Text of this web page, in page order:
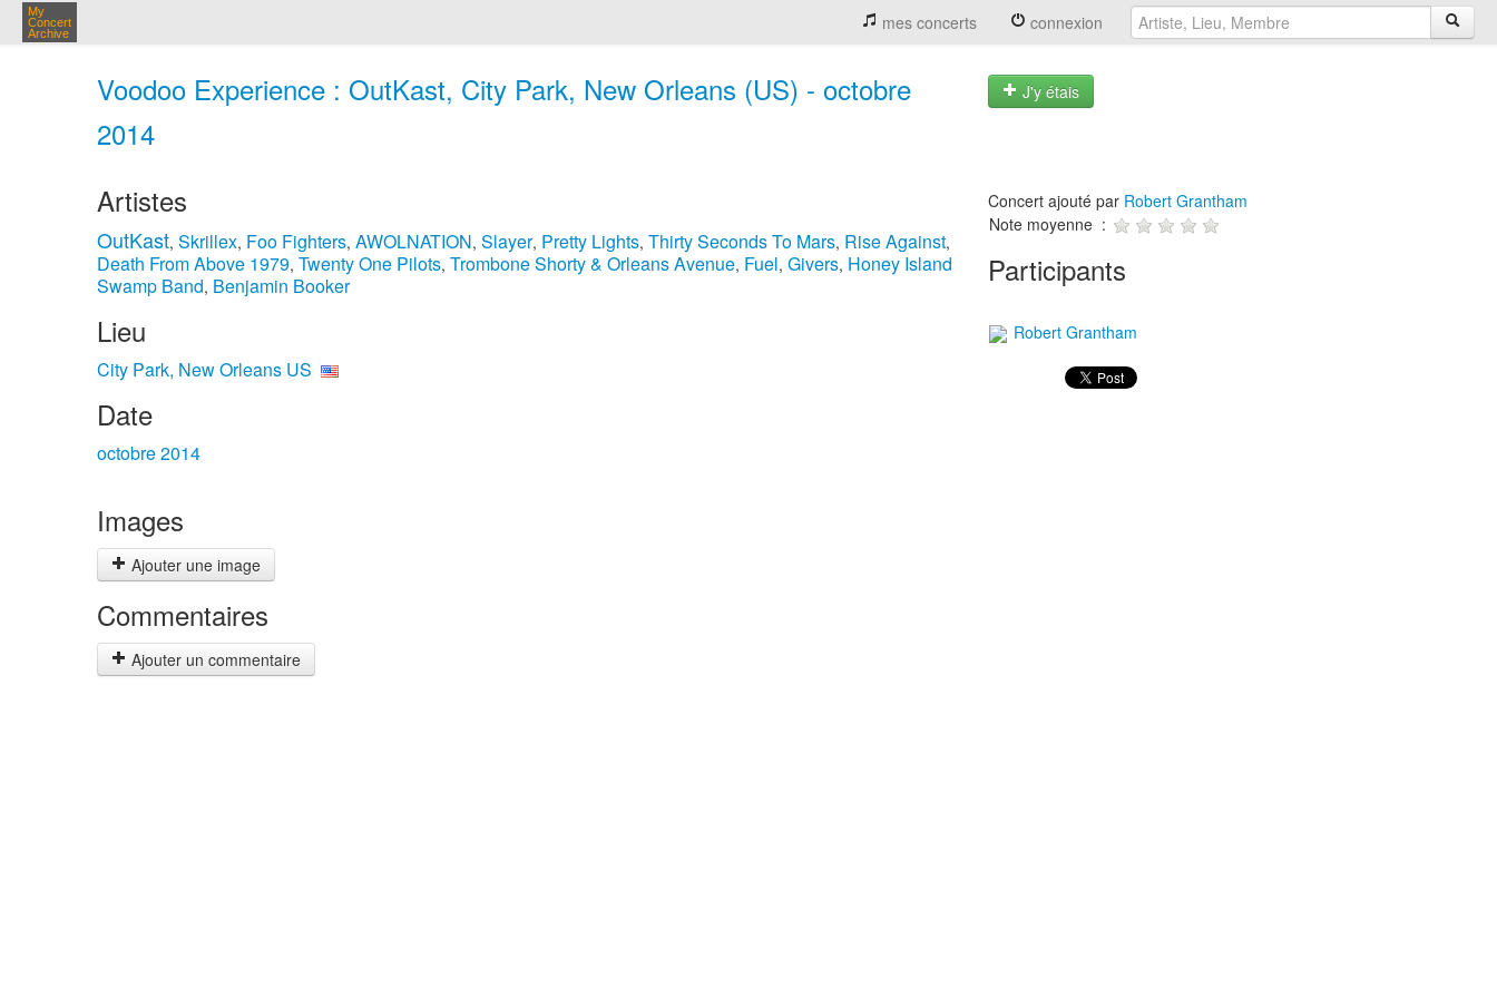
My
Concert
Archive
mes concerts connexion
Voodoo Experience : OutKast, City Park, New Orleans (US) - octobre
2014
J'y étais
Artistes
OutKast, Skrillex, Foo Fighters, AWOLNATION, Slayer, Pretty Lights, Thirty Seconds To Mars, Rise Against,
Death From Above 1979, Twenty One Pilots, Trombone Shorty & Orleans Avenue, Fuel, Givers, Honey Island
Swamp Band, Benjamin Booker
Lieu
City Park, New Orleans US
Date
octobre 2014
Images
Ajouter une image
Commentaires
Ajouter un commentaire
Concert ajouté par Robert Grantham
Note moyenne :
Participants
Robert Grantham